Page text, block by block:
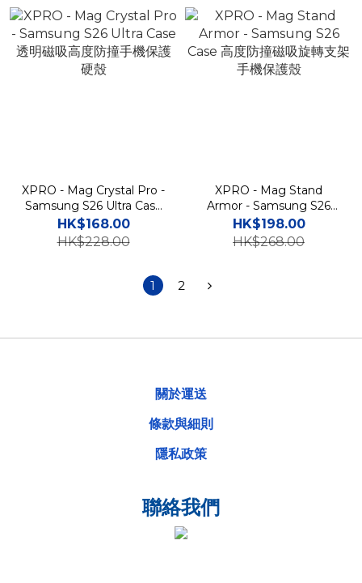
XPRO - Mag Crystal Pro -
Samsung S26 Ultra Case
透明磁吸高度防撞手機保護
硬殼
HK$168.00
HK$228.00
XPRO - Mag Stand
Armor - Samsung S26
Case 高度防撞磁吸旋轉支
架手機保護殼
HK$198.00
HK$268.00
1 2
關於運送
條款與細則
隱私政策
聯絡我們